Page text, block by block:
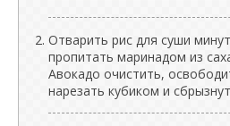
Отварить рис для суши
пропитать маринадом из
Авокадо очистить,
нарезать кубиком и